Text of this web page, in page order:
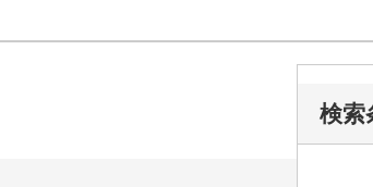
検索